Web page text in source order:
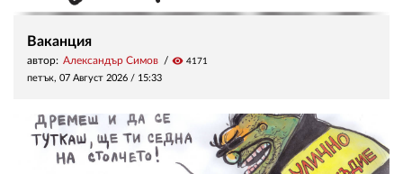
Ваканция
автор: Александър Симов visibility 4171
петък, 07 Август 2026 / 15:33